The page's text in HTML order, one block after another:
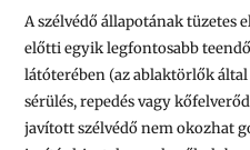
A szélvédő állapotának tüzetes
előtti egyik legfontosabb
látóterében (az ablaktörlők
sérülés, repedés vagy
javított szélvédő nem okozhat